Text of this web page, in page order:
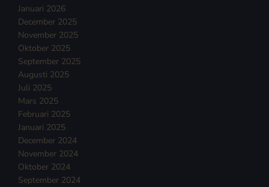
Januari 2026
December 2025
November 2025
Oktober 2025
September 2025
Augusti 2025
Juli 2025
Mars 2025
Februari 2025
Januari 2025
December 2024
November 2024
Oktober 2024
September 2024